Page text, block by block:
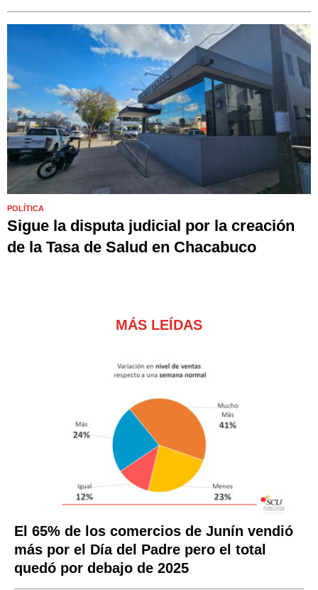
POLÍTICA
Sigue la disputa judicial por la creación
de la Tasa de Salud en Chacabuco
MÁS LEÍDAS
El 65% de los comercios de Junín vendió
más por el Día del Padre pero el total
quedó por debajo de 2025